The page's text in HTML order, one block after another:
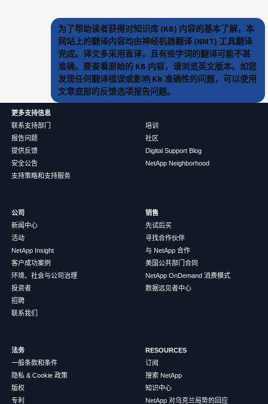
为了帮助读者获得对知识库 (KB) 内容的基本了解，本
网站上的翻译内容均由神经机器翻译 (NMT) 工具翻译
完成。译文多采用直译，且有些字词的翻译可能不甚
准确。要查看原始的 KB 内容，请浏览英文版本。如您
发现任何翻译错误或影响 KB 准确性的问题，可以使用
文章底部的反馈选项报告问题。
更多支持信息
联系支持部门
报告问题
提供反馈
安全公告
支持策略和支持服务
培训
社区
Digital Support Blog
NetApp Neighborhood
公司
新闻中心
活动
NetApp Insight
客户成功案例
环境、社会与公司治理
投资者
招聘
联系我们
销售
先试后买
寻找合作伙伴
与 NetApp 合作
美国公共部门合同
NetApp OnDemand 消费模式
数据远见者中心
法务
一般条款和条件
隐私 & Cookie 政策
版权
专利
RESOURCES
订阅
搜索 NetApp
知识中心
NetApp 对乌克兰局势的回应